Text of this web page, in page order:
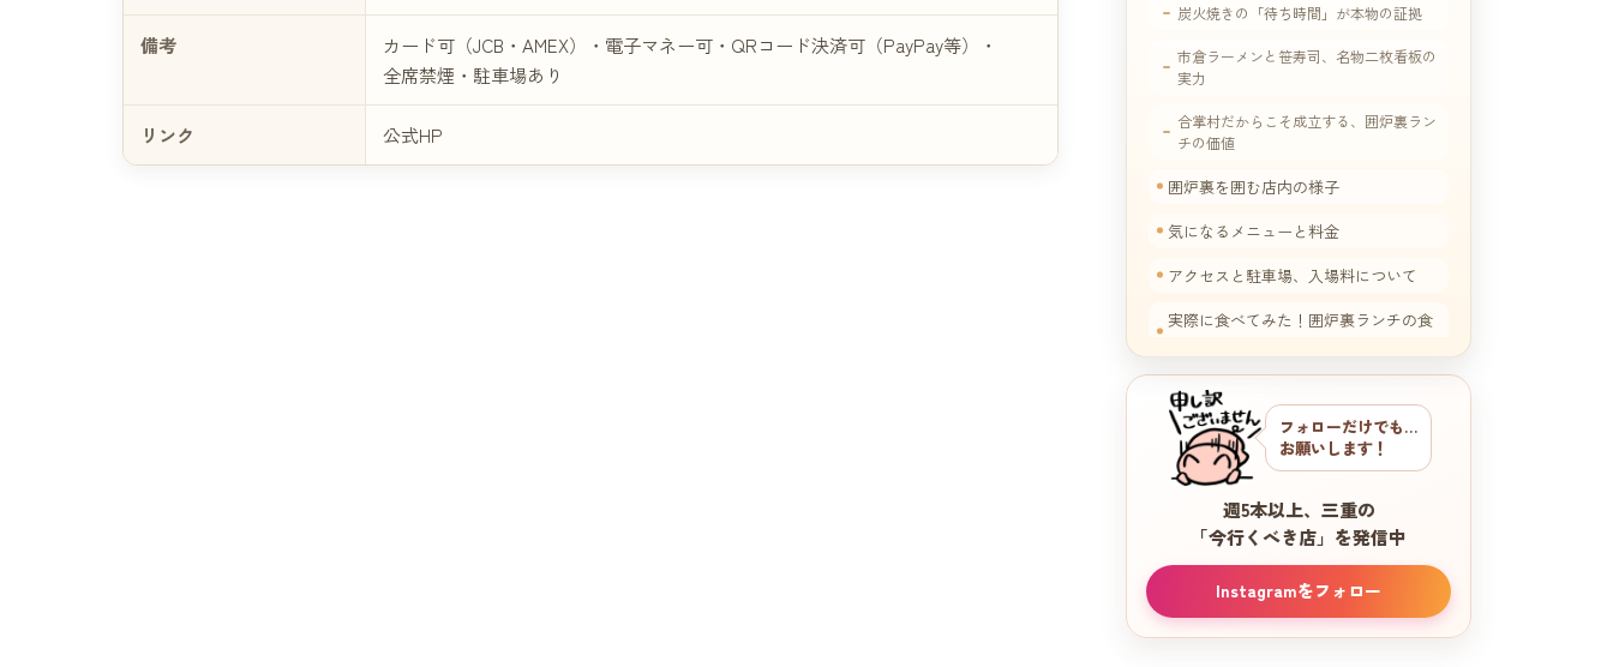
備考
カード可（JCB・AMEX）・電子マネー可・QRコード決済可（PayPay等）・
全席禁煙・駐車場あり
リンク 公式HP
炭火焼きの「待ち時間」が本物の証拠
市倉ラーメンと笹寿司、名物二枚看板の
実力
合掌村だからこそ成立する、囲炉裏ラン
チの価値
囲炉裏を囲む店内の様子
気になるメニューと料金
アクセスと駐車場、入場料について
実際に食べてみた！囲炉裏ランチの食
フォローだけでも…
お願いします！
週5本以上、三重の
「今行くべき店」を発信中
Instagramをフォロー